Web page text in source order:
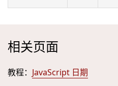
相关页面
教程： JavaScript 日期